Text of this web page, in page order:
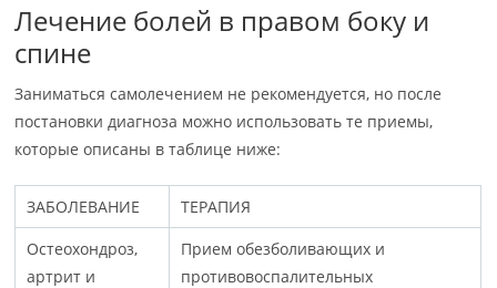
Лечение болей в правом боку и
спине
Заниматься самолечением не рекомендуется, но после
постановки диагноза можно использовать те приемы,
которые описаны в таблице ниже:
ЗАБОЛЕВАНИЕ
ТЕРАПИЯ
Остеохондроз,
артрит и
Прием обезболивающих и
противовоспалительных